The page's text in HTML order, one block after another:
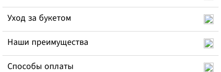
Уход за букетом
Наши преимущества
Способы оплаты